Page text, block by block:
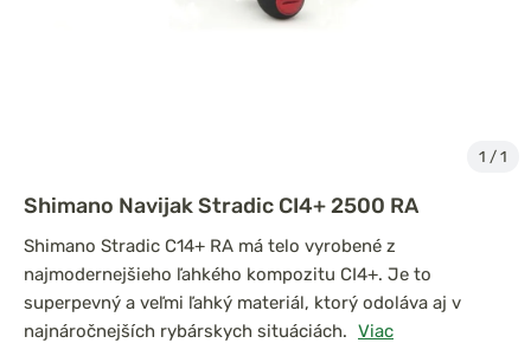
1 / 1
Shimano Navijak Stradic CI4+ 2500 RA
Shimano Stradic C14+ RA má telo vyrobené z
najmodernejšieho ľahkého kompozitu CI4+. Je to
superpevný a veľmi ľahký materiál, ktorý odoláva aj v
najnáročnejších rybárskych situáciách. Viac